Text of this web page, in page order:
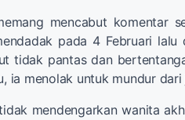
mencabut komentar
pada 4 Februari
tidak pantas dan
ia menolak untuk mundur dari
mendengarkan wanita